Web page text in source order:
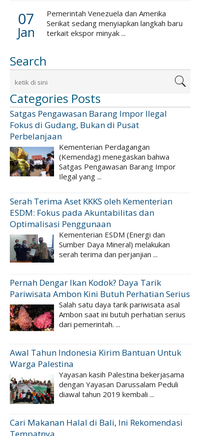
07
Jan
Pemerintah Venezuela dan Amerika
Serikat sedang menyiapkan langkah baru
terkait ekspor minyak ...
Search
Categories Posts
Satgas Pengawasan Barang Impor Ilegal
Fokus di Gudang, Bukan di Pusat
Perbelanjaan
Kementerian Perdagangan
(Kemendag) menegaskan bahwa
Satgas Pengawasan Barang Impor
Ilegal yang ...
Serah Terima Aset KKKS oleh Kementerian
ESDM: Fokus pada Akuntabilitas dan
Optimalisasi Penggunaan
Kementerian ESDM (Energi dan
Sumber Daya Mineral) melakukan
serah terima dan perjanjian ...
Pernah Dengar Ikan Kodok? Daya Tarik
Pariwisata Ambon Kini Butuh Perhatian Serius
Salah satu daya tarik pariwisata asal
Ambon saat ini butuh perhatian serius
dari pemerintah. ...
Awal Tahun Indonesia Kirim Bantuan Untuk
Warga Palestina
Yayasan kasih Palestina bekerjasama
dengan Yayasan Darussalam Peduli
diawal tahun 2019 kembali ...
Cari Makanan Halal di Bali, Ini Rekomendasi